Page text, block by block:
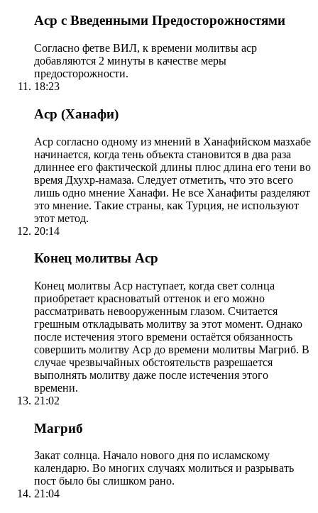
Аср с Введенными Предосторожностями
Согласно фетве ВИЛ, к времени молитвы аср
добавляются 2 минуты в качестве меры
предосторожности.
18:23
Аср (Ханафи)
Аср согласно одному из мнений в Ханафийском мазхабе
начинается, когда тень объекта становится в два раза
длиннее его фактической длины плюс длина его тени во
время Дхухр-намаза. Следует отметить, что это всего
лишь одно мнение Ханафи. Не все Ханафиты разделяют
это мнение. Такие страны, как Турция, не используют
этот метод.
20:14
Конец молитвы Аср
Конец молитвы Аср наступает, когда свет солнца
приобретает красноватый оттенок и его можно
рассматривать невооруженным глазом. Считается
грешным откладывать молитву за этот момент. Однако
после истечения этого времени остаётся обязанность
совершить молитву Аср до времени молитвы Магриб. В
случае чрезвычайных обстоятельств разрешается
выполнять молитву даже после истечения этого
времени.
21:02
Магриб
Закат солнца. Начало нового дня по исламскому
календарю. Во многих случаях молиться и разрывать
пост было бы слишком рано.
21:04